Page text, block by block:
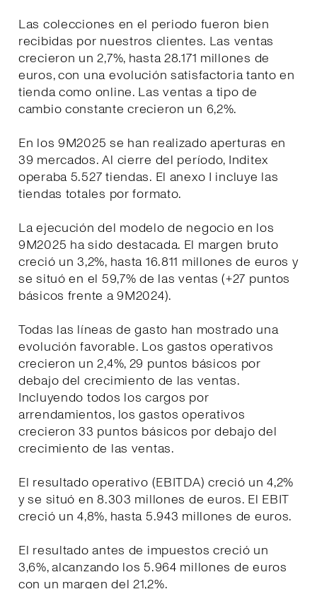
Las colecciones en el periodo fueron bien
recibidas por nuestros clientes. Las ventas
crecieron un 2,7%, hasta 28.171 millones de
euros, con una evolución satisfactoria tanto en
tienda como online. Las ventas a tipo de
cambio constante crecieron un 6,2%.
En los 9M2025 se han realizado aperturas en
39 mercados. Al cierre del período, Inditex
operaba 5.527 tiendas. El anexo I incluye las
tiendas totales por formato.
La ejecución del modelo de negocio en los
9M2025 ha sido destacada. El margen bruto
creció un 3,2%, hasta 16.811 millones de euros y
se situó en el 59,7% de las ventas (+27 puntos
básicos frente a 9M2024).
Todas las líneas de gasto han mostrado una
evolución favorable. Los gastos operativos
crecieron un 2,4%, 29 puntos básicos por
debajo del crecimiento de las ventas.
Incluyendo todos los cargos por
arrendamientos, los gastos operativos
crecieron 33 puntos básicos por debajo del
crecimiento de las ventas.
El resultado operativo (EBITDA) creció un 4,2%
y se situó en 8.303 millones de euros. El EBIT
creció un 4,8%, hasta 5.943 millones de euros.
El resultado antes de impuestos creció un
3,6%, alcanzando los 5.964 millones de euros
con un margen del 21,2%.